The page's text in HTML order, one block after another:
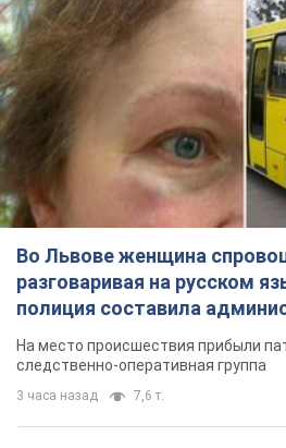
Во Львове женщина
разговаривая на русском
полиция составила
протокол. Видео
На место происшествия прибыли
следственно-оперативная группа
3 часа назад 7,6 т.